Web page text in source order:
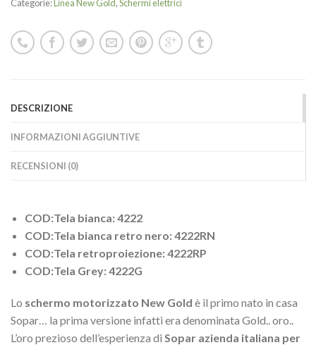
Categorie:Linea New Gold,Schermi elettrici
DESCRIZIONE
INFORMAZIONI AGGIUNTIVE
RECENSIONI (0)
COD:Tela bianca: 4222
COD:Tela bianca retro nero: 4222RN
COD:Tela retroproiezione: 4222RP
COD:Tela Grey: 4222G
Lo schermo motorizzato New Gold è il primo nato in casa
Sopar… la prima versione infatti era denominata Gold.. oro..
L’oro prezioso dell’esperienza di Sopar azienda italiana per